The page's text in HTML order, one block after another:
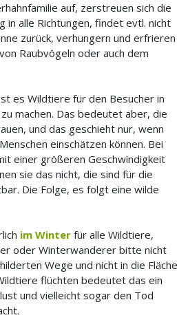
auf, zerstreuen sich die
in alle Richtungen, findet evtl. nicht
zurück, verhungern und erfrieren
Raubvögeln oder auch dem
es Wildtiere für den Besucher in
machen. Das bedeutet aber, die
und das geschieht nur, wenn
einschätzen können. Bei
einer größeren Geschwindigkeit
sie das nicht, die sind für die
Die Folge, es folgt eine wilde
im Winter für alle Wildtiere,
oder Winterwanderer bitte nicht
Wege und nicht in die Fläche
flüchten bedeutet das ein
und vielleicht sogar den Tod